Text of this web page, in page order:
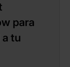
para
tu